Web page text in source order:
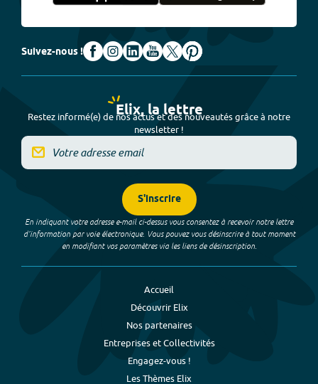
Suivez-nous !
Elix, la lettre
Restez informé(e) de nos actus et des nouveautés grâce à notre
newsletter !
S'inscrire
En indiquant votre adresse e-mail ci-dessus vous consentez à recevoir notre lettre
d’information par voie électronique. Vous pouvez vous désinscrire à tout moment
en modifiant vos paramètres via les liens de désinscription.
Accueil
Découvrir Elix
Nos partenaires
Entreprises et Collectivités
Engagez-vous !
Les Thèmes Elix